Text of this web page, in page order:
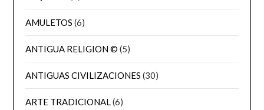
AMULETOS (6)
ANTIGUA RELIGION © (5)
ANTIGUAS CIVILIZACIONES (30)
ARTE TRADICIONAL(6)